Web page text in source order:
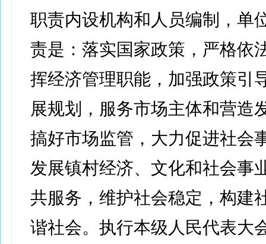
职责内设机构和人员编制，单
责是：落实国家政策，严格依
挥经济管理职能，加强政策引
展规划，服务市场主体和营造
搞好市场监管，大力促进社会
发展镇村经济、文化和社会事
共服务，维护社会稳定，构建
谐社会。执行本级人民代表大